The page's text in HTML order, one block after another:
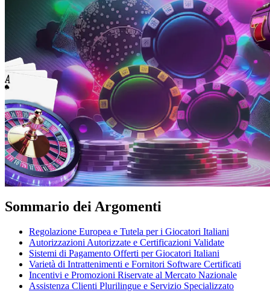
Sommario dei Argomenti
Regolazione Europea e Tutela per i Giocatori Italiani
Autorizzazioni Autorizzate e Certificazioni Validate
Sistemi di Pagamento Offerti per Giocatori Italiani
Varietà di Intrattenimenti e Fornitori Software Certificati
Incentivi e Promozioni Riservate al Mercato Nazionale
Assistenza Clienti Plurilingue e Servizio Specializzato